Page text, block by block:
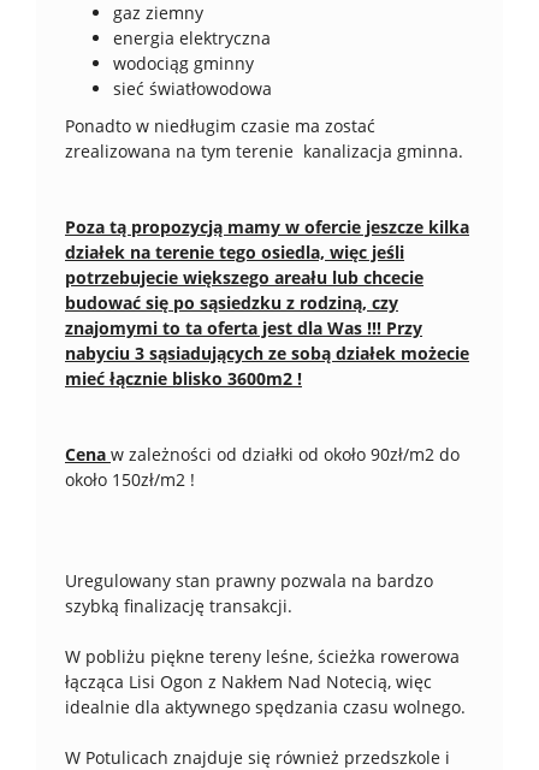
gaz ziemny
energia elektryczna
wodociąg gminny
sieć światłowodowa
Ponadto w niedługim czasie ma zostać
zrealizowana na tym terenie kanalizacja gminna.
Poza tą propozycją mamy w ofercie jeszcze kilka
działek na terenie tego osiedla, więc jeśli
potrzebujecie większego areału lub chcecie
budować się po sąsiedzku z rodziną, czy
znajomymi to ta oferta jest dla Was !!! Przy
nabyciu 3 sąsiadujących ze sobą działek możecie
mieć łącznie blisko 3600m2 !
Cena w zależności od działki od około 90zł/m2 do
około 150zł/m2 !
Uregulowany stan prawny pozwala na bardzo
szybką finalizację transakcji.
W pobliżu piękne tereny leśne, ścieżka rowerowa
łącząca Lisi Ogon z Nakłem Nad Notecią, więc
idealnie dla aktywnego spędzania czasu wolnego.
W Potulicach znajduje się również przedszkole i